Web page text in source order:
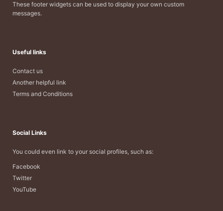
These footer widgets can be used to display your own custom
messages.
Useful links
Contact us
Another helpful link
Terms and Conditions
Social Links
You could even link to your social profiles, such as:
Facebook
Twitter
YouTube